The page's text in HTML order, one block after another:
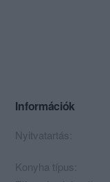
Információk
Nyitvatartás:
Konyha típus: